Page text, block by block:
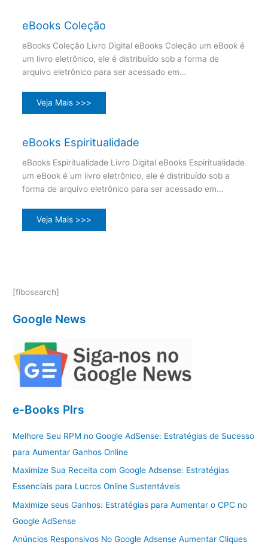
eBooks Coleção
eBooks Coleção Livro Digital eBooks Coleção um eBook é
um livro eletrônico, ele é distribuído sob a forma de
arquivo eletrônico para ser acessado em…
Veja Mais >>>
eBooks Espiritualidade
eBooks Espiritualidade Livro Digital eBooks Espiritualidade
um eBook é um livro eletrônico, ele é distribuído sob a
forma de arquivo eletrônico para ser acessado em…
Veja Mais >>>
[fibosearch]
Google News
e-Books Plrs
Melhore Seu RPM no Google AdSense: Estratégias de Sucesso
para Aumentar Ganhos Online
Maximize Sua Receita com Google Adsense: Estratégias
Essenciais para Lucros Online Sustentáveis
Maximize seus Ganhos: Estratégias para Aumentar o CPC no
Google AdSense
Anúncios Responsivos No Google Adsense Aumentar Cliques